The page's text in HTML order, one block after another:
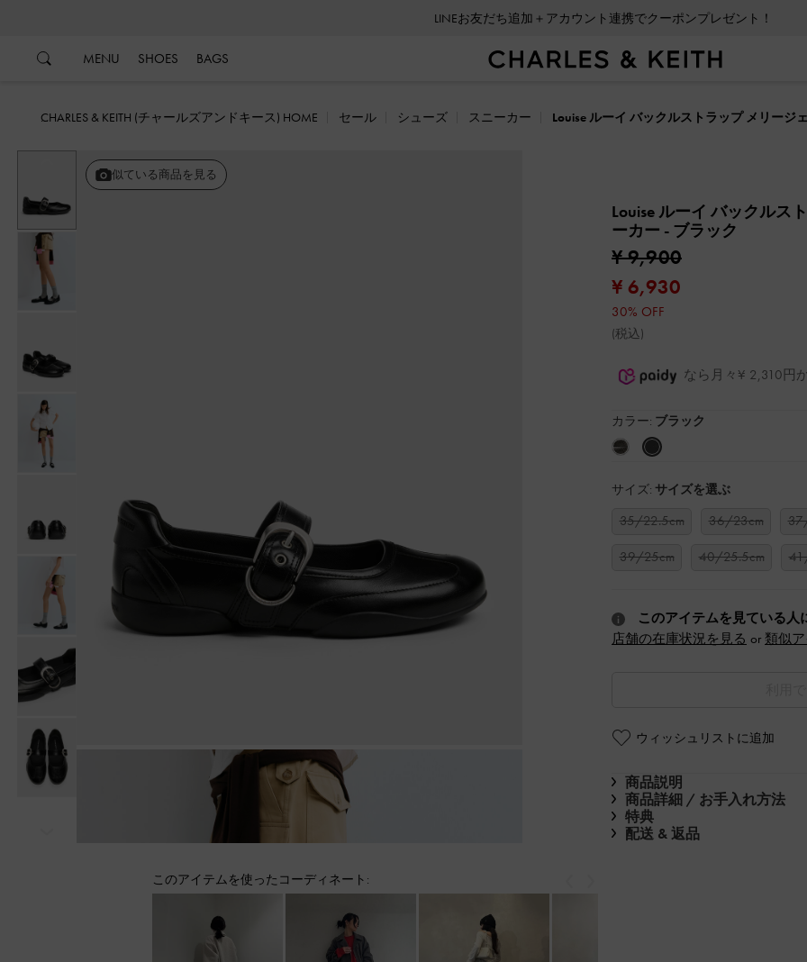
LINEお友だち追加＋アカウント連携でクーポンプレゼント！
MENU SHOES BAGS
CHARLES & KEITH (チャールズアンドキース) HOME セール シューズ スニーカー Louise ルーイ バックルストラップ メリージ
似ている商品を見る
Louise ルーイ バックルス
ーカー - ブラック
¥ 9,900
¥ 6,930
30% OFF
(税込)
なら月々¥ 2,310円
カラー: ブラック
サイズ: サイズを選ぶ
35/22.5cm 36/23cm
39/25cm
40/25.5cm
このアイテムを見ている人
店舗の在庫状況を見る or 類似
ウィッシュリストに追加
商品説明
商品詳細 / お手入れ方法
特典
配送 & 返品
このアイテムを使ったコーディネート: